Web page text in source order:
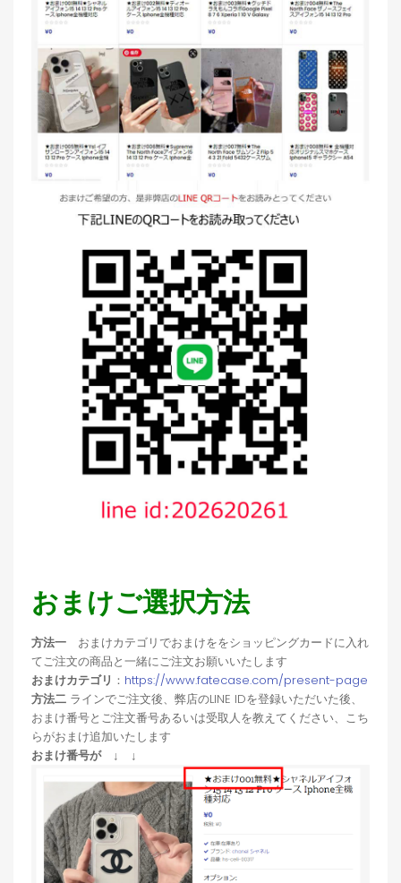
おまけご選択方法
方法一 おまけカテゴリでおまけををショッピングカードに入れ
てご注文の商品と一緒にご注文お願いいたします
おまけカテゴリ ： https://www.fatecase.com/present-page
方法二 ラインでご注文後、弊店のLINE IDを登録いただいた後、
おまけ番号とご注文番号あるいは受取人を教えてください、こち
らがおまけ追加いたします
おまけ番号が ↓ ↓